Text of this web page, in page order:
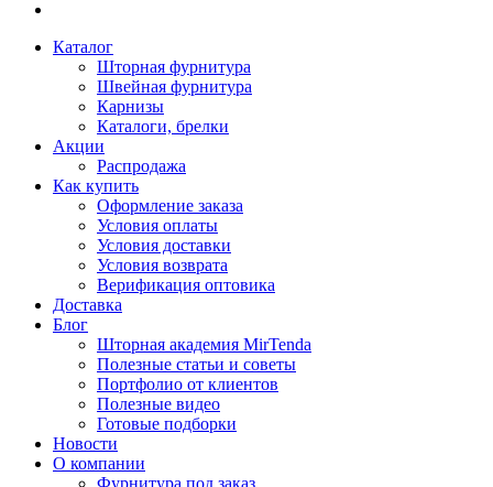
Каталог
Шторная фурнитура
Швейная фурнитура
Карнизы
Каталоги, брелки
Акции
Распродажа
Как купить
Оформление заказа
Условия оплаты
Условия доставки
Условия возврата
Верификация оптовика
Доставка
Блог
Шторная академия MirTenda
Полезные статьи и советы
Портфолио от клиентов
Полезные видео
Готовые подборки
Новости
О компании
Фурнитура под заказ